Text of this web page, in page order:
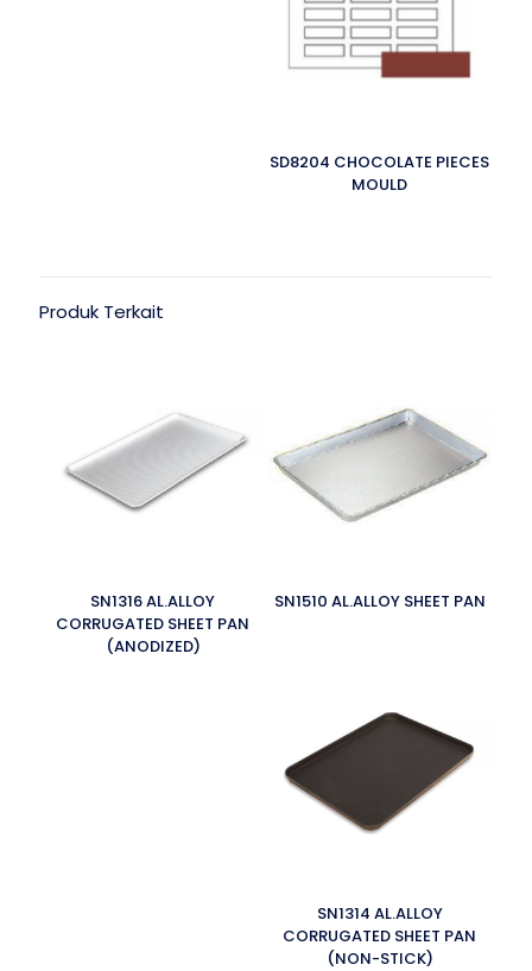
SD8204 CHOCOLATE PIECES
MOULD
Produk Terkait
SN1316 AL.ALLOY
CORRUGATED SHEET PAN
(ANODIZED)
SN1510 AL.ALLOY SHEET PAN
SN1314 AL.ALLOY
CORRUGATED SHEET PAN
(NON-STICK)